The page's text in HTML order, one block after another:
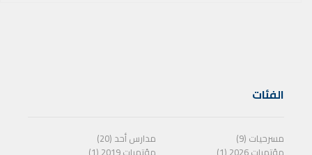
الفئات
مسرحيات (9)
مدارس أحد (20)